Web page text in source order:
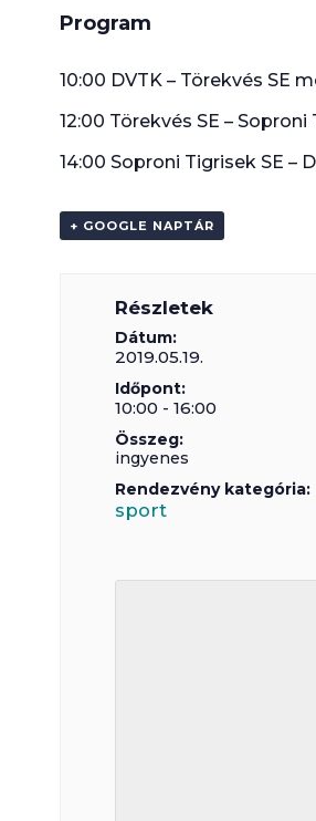
Program
10:00 DVTK – Törekvés SE
12:00 Törekvés SE –
14:00 Soproni Tigrisek SE –
+ GOOGLE NAPTÁR
Részletek
Dátum:
2019.05.19.
Időpont:
10:00 - 16:00
Összeg:
ingyenes
Rendezvény kategória:
sport